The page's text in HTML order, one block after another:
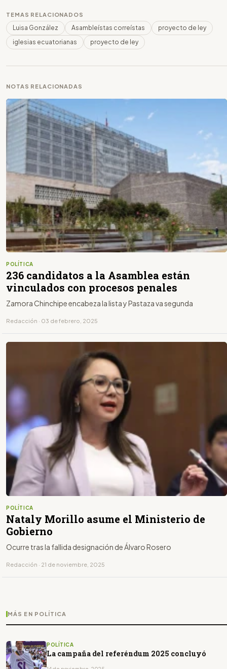
TEMAS RELACIONADOS
Luisa González Asambleístas correístas
proyecto de ley
iglesias ecuatorianas
proyecto de ley
NOTAS RELACIONADAS
POLÍTICA
236 candidatos a la Asamblea están
vinculados con procesos penales
Zamora Chinchipe encabeza la lista y Pastaza va segunda
Redacción · 03 de febrero, 2025
POLÍTICA
Nataly Morillo asume el Ministerio de
Gobierno
Ocurre tras la fallida designación de Álvaro Rosero
Redacción · 21 de noviembre, 2025
MÁS EN POLÍTICA
POLÍTICA
La campaña del referéndum 2025 concluyó